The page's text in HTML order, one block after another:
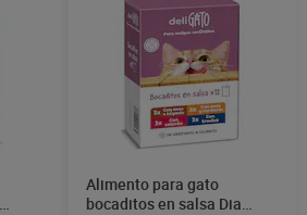
Alimento para gato
bocaditos en salsa Dia